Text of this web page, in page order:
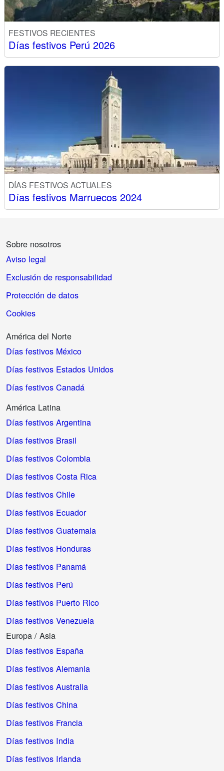
FESTIVOS RECIENTES
Días festivos Perú 2026
DÍAS FESTIVOS ACTUALES
Días festivos Marruecos 2024
Sobre nosotros
Aviso legal
Exclusión de responsabilidad
Protección de datos
Cookies
América del Norte
Días festivos México
Días festivos Estados Unidos
Días festivos Canadá
América Latina
Días festivos Argentina
Días festivos Brasil
Días festivos Colombia
Días festivos Costa Rica
Días festivos Chile
Días festivos Ecuador
Días festivos Guatemala
Días festivos Honduras
Días festivos Panamá
Días festivos Perú
Días festivos Puerto Rico
Días festivos Venezuela
Europa / Asia
Días festivos España
Días festivos Alemania
Días festivos Australia
Días festivos China
Días festivos Francia
Días festivos India
Días festivos Irlanda